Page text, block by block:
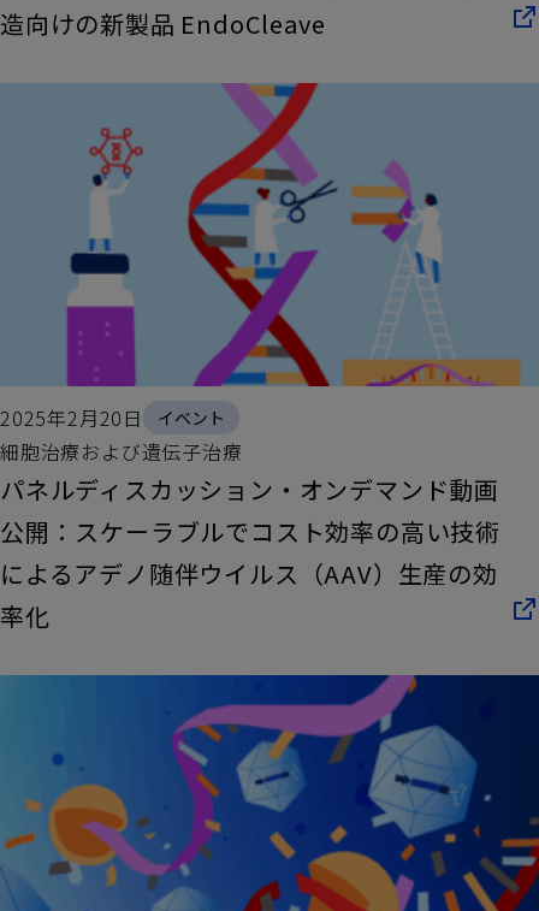
造向けの新製品 EndoCleave
パネルディスカッション・オンデマンド動画
公開：スケーラブルでコスト効率の高い技術
によるアデノ随伴ウイルス（AAV）生産の効
率化
2025年2月20日 イベント
細胞治療および遺伝子治療